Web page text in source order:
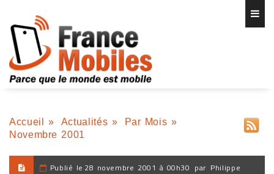
Accueil » Actualités » Par Mois »
Novembre 2001
Publié le 28 novembre 2001 à 00h30 par Philippe